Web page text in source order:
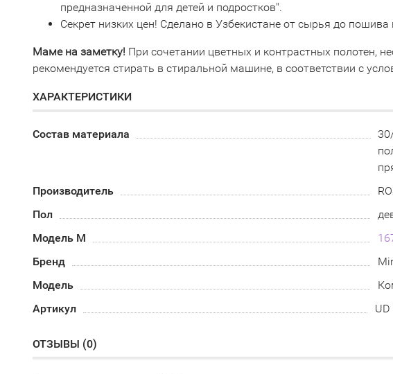
предназначенной для детей и подростков".
Секрет низких цен! Сделано в Узбекистане от сырья до пошива
Маме на заметку! При сочетании цветных и контрастных полотен,
рекомендуется стирать в стиральной машине, в соответствии с
ХАРАКТЕРИСТИКИ
Состав материала
Производитель
Пол
Модель М
Бренд
Модель
Артикул
ОТЗЫВЫ (0)